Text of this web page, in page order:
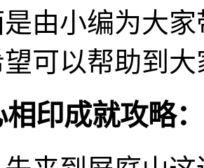
由小编为大
可以帮助到大
印成就攻略：